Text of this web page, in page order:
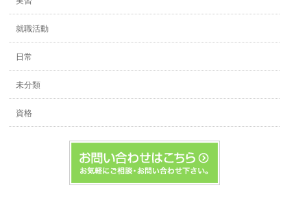
就職活動
日常
未分類
資格